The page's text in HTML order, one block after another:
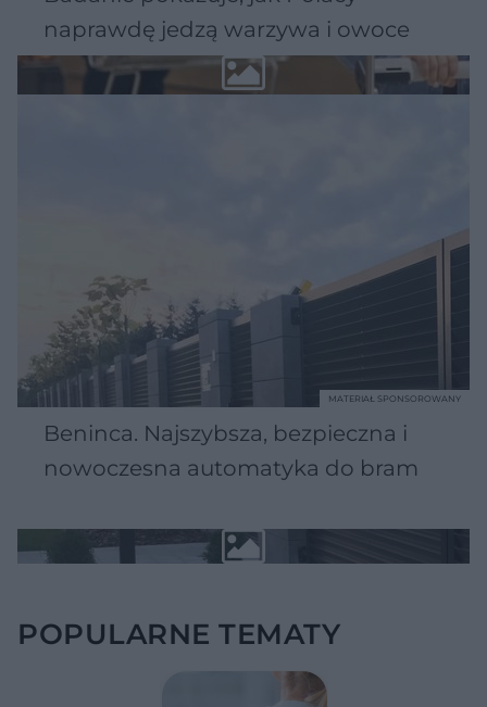
naprawdę jedzą warzywa i owoce
Beninca. Najszybsza, bezpieczna i
nowoczesna automatyka do bram
MATERIAŁ SPONSOROWANY
POPULARNE TEMATY